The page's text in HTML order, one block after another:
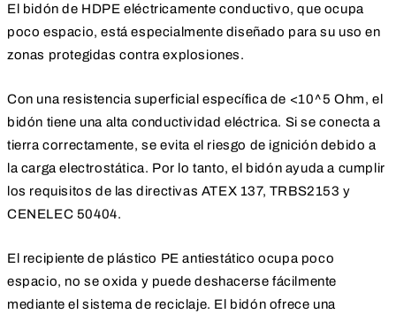
El bidón de HDPE eléctricamente conductivo, que ocupa
poco espacio, está especialmente diseñado para su uso en
zonas protegidas contra explosiones.
Con una resistencia superficial específica de <10^5 Ohm, el
bidón tiene una alta conductividad eléctrica. Si se conecta a
tierra correctamente, se evita el riesgo de ignición debido a
la carga electrostática. Por lo tanto, el bidón ayuda a cumplir
los requisitos de las directivas ATEX 137, TRBS2153 y
CENELEC 50404.
El recipiente de plástico PE antiestático ocupa poco
espacio, no se oxida y puede deshacerse fácilmente
mediante el sistema de reciclaje. El bidón ofrece una